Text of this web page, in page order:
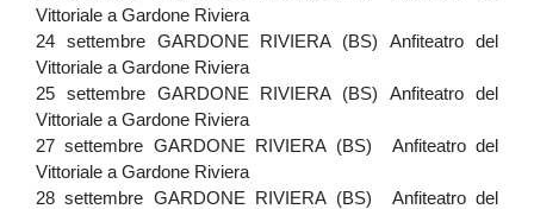
Vittoriale a Gardone Riviera
24 settembre GARDONE RIVIERA (BS) Anfiteatro del
Vittoriale a Gardone Riviera
25 settembre GARDONE RIVIERA (BS) Anfiteatro del
Vittoriale a Gardone Riviera
27 settembre GARDONE RIVIERA (BS) Anfiteatro del
Vittoriale a Gardone Riviera
28 settembre GARDONE RIVIERA (BS) Anfiteatro del